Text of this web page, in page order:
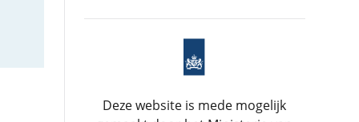
Deze website is mede mogelijk